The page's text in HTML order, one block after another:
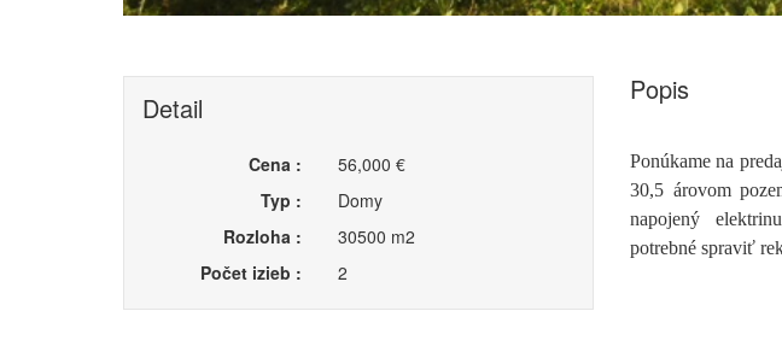
Detail
Cena :
56,000 €
Typ :
Domy
Rozloha :
30500 m2
Počet izieb :
2
Popis
Ponúkame na
30,5 árovom
napojený
potrebné spraviť